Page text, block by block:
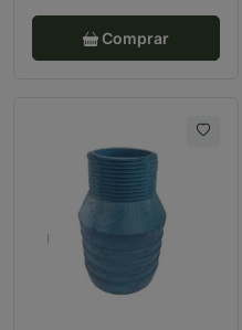
Comprar